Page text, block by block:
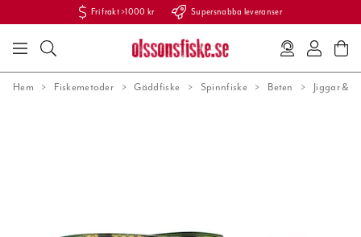
Fri frakt >1000 kr Supersnabba leveranser
Hem Fiskemetoder Gäddfiske Spinnfiske Beten Jiggar &